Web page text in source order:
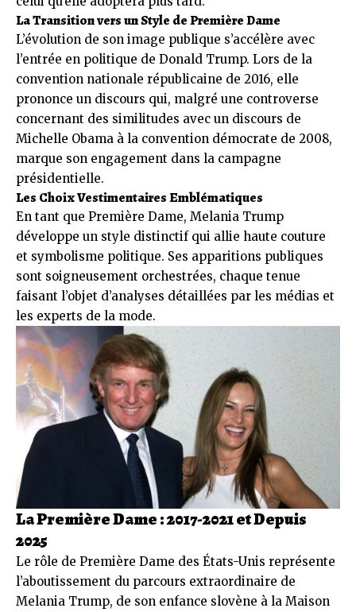
La Transition vers un Style de Première Dame
L’évolution de son image publique s’accélère avec
l’entrée en politique de Donald Trump. Lors de la
convention nationale républicaine de 2016, elle
prononce un discours qui, malgré une controverse
concernant des similitudes avec un discours de
Michelle Obama à la convention démocrate de 2008,
marque son engagement dans la campagne
présidentielle.
Les Choix Vestimentaires Emblématiques
En tant que Première Dame, Melania Trump
développe un style distinctif qui allie haute couture
et symbolisme politique. Ses apparitions publiques
sont soigneusement orchestrées, chaque tenue
faisant l’objet d’analyses détaillées par les médias et
les experts de la mode.
La Première Dame : 2017-2021 et Depuis
2025
Le rôle de Première Dame des États-Unis représente
l’aboutissement du parcours extraordinaire de
Melania Trump, de son enfance slovène à la Maison